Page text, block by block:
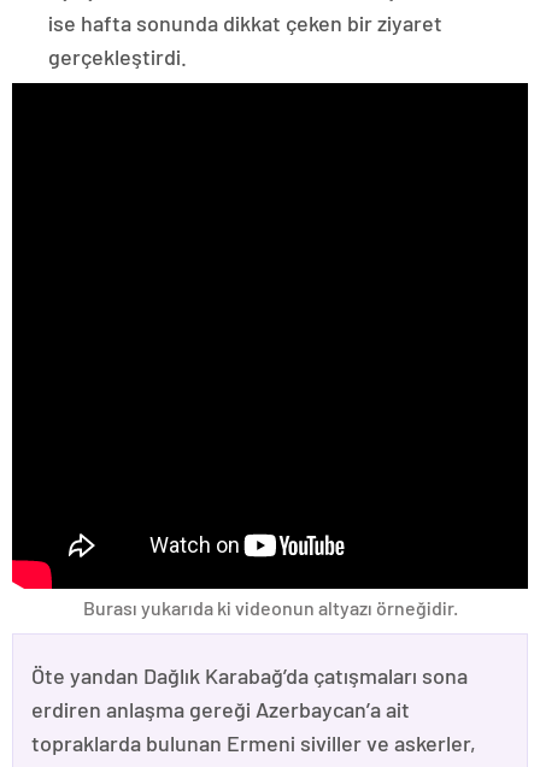
ise hafta sonunda dikkat çeken bir ziyaret
gerçekleştirdi.
Burası yukarıda ki videonun altyazı örneğidir.
Öte yandan Dağlık Karabağ’da çatışmaları sona
erdiren anlaşma gereği Azerbaycan’a ait
topraklarda bulunan Ermeni siviller ve askerler,